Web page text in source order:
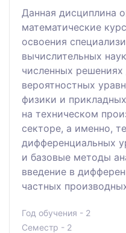
Данная дисциплина
математические
освоения
вычислительных
численных
вероятностных
физики и
на техническом
секторе, а именно,
дифференциальных
и базовые методы
введение в
частных
Год обучения - 2
Семестр - 2